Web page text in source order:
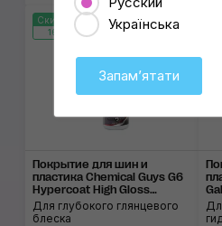
Скидка 12%
161:00:56
Покрытие для шин и
пластика Chemical Guys G6
Hypercoat High Gloss
Dressing
Для глубокого глянцевого
блеска
Українська
Запамʼятати